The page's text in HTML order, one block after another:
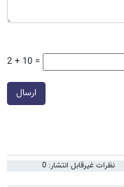
2 + 10 =
ارسال
نظرات غیرقابل انتشار: 0